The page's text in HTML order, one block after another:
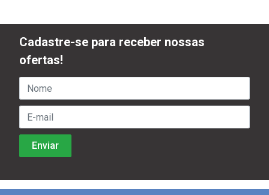
Cadastre-se para receber nossas
ofertas!